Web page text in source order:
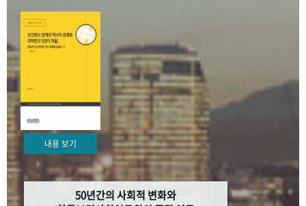
성과 50선 숫자로 보는 50년
세계와 함께 한 KIHASA
VR 역사관
내용 보기
50년간의 사회적 변화와